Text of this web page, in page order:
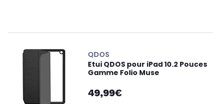
QDOS
Etui QDOS pour iPad 10.2 Pouces
Gamme Folio Muse
49,99€